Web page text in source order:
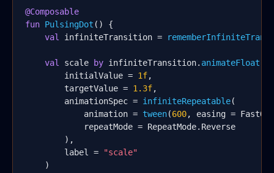
@Composable
fun PulsingDot () {
val
infiniteTransition =
val scale by infiniteTransition. animateFloat
        initialValue =
1f,
        targetValue =
1.3f,
        animationSpec =
infiniteRepeatable(
            animation =
tween(600, easing =
            repeatMode = RepeatMode.Reverse
        ),
        label =
"scale"
    )